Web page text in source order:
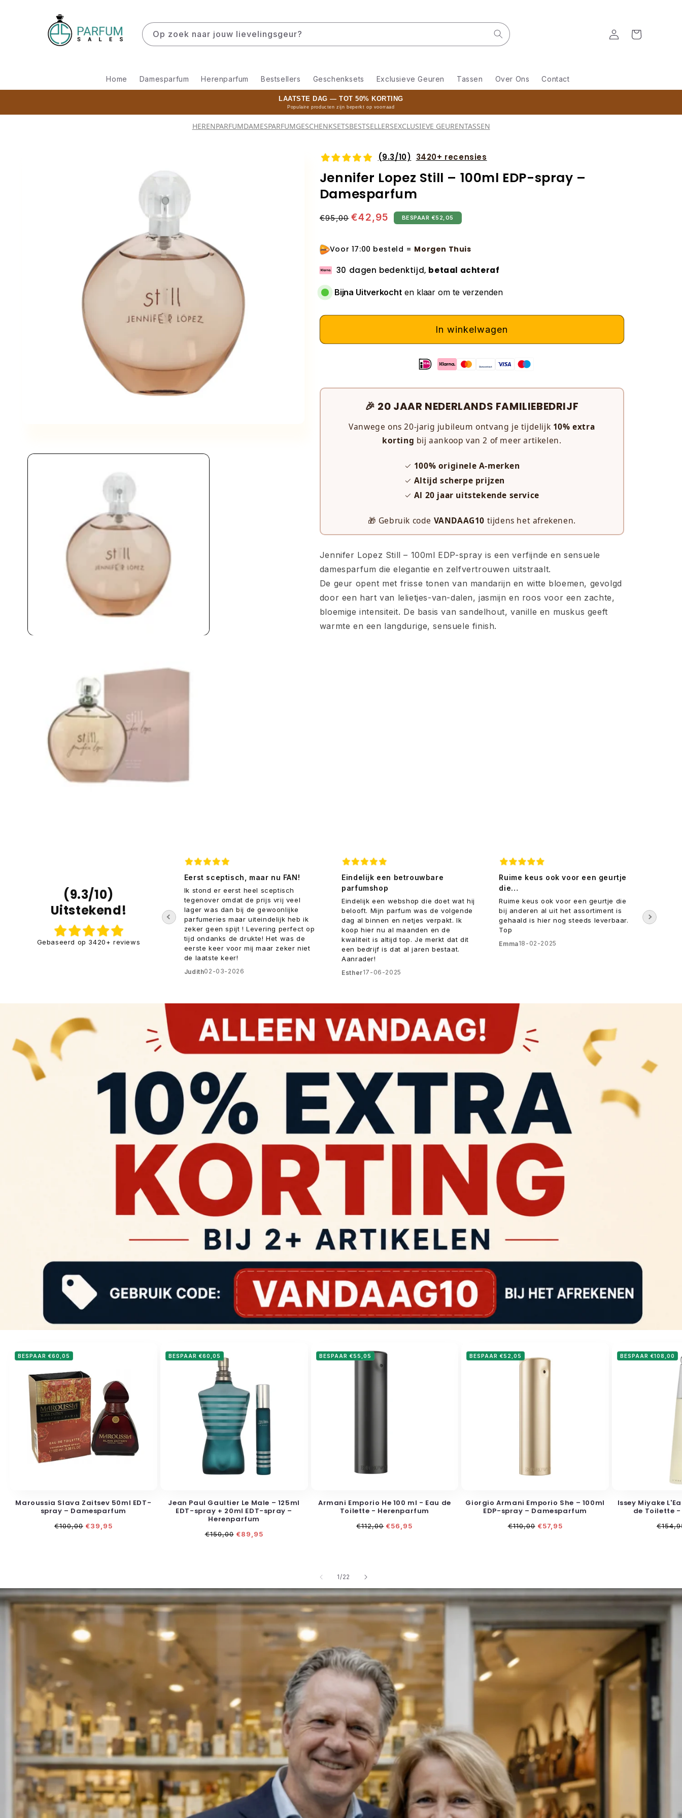
Op zoek naar jouw lievelingsgeur?
Home Damesparfum Herenparfum Bestsellers Geschenksets Exclusieve Geuren Tassen Over Ons Contact
Inloggen
Winkelwagen
LAATSTE DAG — TOT 50% KORTING
Populaire producten zijn beperkt op voorraad
HERENPARFUMDAMESPARFUMGESCHENKSETSBESTSELLERSEXCLUSIEVE GEURENTASSEN
(9.3/10) 3420+ recensies
Jennifer Lopez Still – 100ml EDP-spray –
Damesparfum
Normale
prijs
€95,00 Aanbiedingsprijs
€42,95 BESPAAR €52,05
Voor 17:00 besteld = Morgen Thuis
30 dagen bedenktijd, betaal achteraf
Bijna Uitverkocht en klaar om te verzenden
In winkelwagen
🎉 20 JAAR NEDERLANDS FAMILIEBEDRIJF
Vanwege ons 20-jarig jubileum ontvang je tijdelijk 10% extra
korting bij aankoop van 2 of meer artikelen.
✓ 100% originele A-merken
✓ Altijd scherpe prijzen
✓ Al 20 jaar uitstekende service
🎁 Gebruik code VANDAAG10 tijdens het afrekenen.
Jennifer Lopez Still – 100ml EDP-spray is een verfijnde en sensuele
damesparfum die elegantie en zelfvertrouwen uitstraalt.
De geur opent met frisse tonen van mandarijn en witte bloemen, gevolgd
door een hart van lelietjes-van-dalen, jasmijn en roos voor een zachte,
bloemige intensiteit. De basis van sandelhout, vanille en muskus geeft
warmte en een langdurige, sensuele finish.
(9.3/10)
Uitstekend!
Gebaseerd op 3420+ reviews
Wat een fantastische service! Ik had
een vraag over een geur en werd
supervriendelijk geholpen. Bestelling
precies zoals in de winkel. Je voelt
echt dat ze klanten belangrijk vinden
Eerst sceptisch, maar nu FAN!
Ik stond er eerst heel sceptisch
tegenover omdat de prijs vrij veel
lager was dan bij de gewoonlijke
parfumeries maar uiteindelijk heb ik
zeker geen spijt ! Levering perfect op
tijd ondanks de drukte! Het was de
eerste keer voor mij maar zeker niet
de laatste keer!
Judith02-03-2026
Eindelijk een betrouwbare
parfumshop
Eindelijk een webshop die doet wat hij
belooft. Mijn parfum was de volgende
dag al binnen en netjes verpakt. Ik
koop hier nu al maanden en de
kwaliteit is altijd top. Je merkt dat dit
een bedrijf is dat al jaren bestaat.
Aanrader!
Esther17-06-2025
Ruime keus ook voor een geurtje
die…
Ruime keus ook voor een geurtje die
bij anderen al uit het assortiment is
gehaald is hier nog steeds leverbaar.
Top
Emma18-02-2025
BESPAAR €60,05
Maroussia Slava Zaitsev 50ml EDT-
spray – Damesparfum
Normale
€100,00 Aanbiedingsprijs
€39,95
BESPAAR €60,05
Jean Paul Gaultier Le Male – 125ml
EDT-spray + 20ml EDT-spray –
Herenparfum
Normale
€150,00 Aanbiedingsprijs
€89,95
BESPAAR €55,05
Armani Emporio He 100 ml - Eau de
Toilette - Herenparfum
Normale
prijs
€112,00 Aanbiedingsprijs
€56,95
BESPAAR €52,05
Giorgio Armani Emporio She – 100ml
EDP-spray – Damesparfum
Normale
prijs
€110,00 Aanbiedingsprijs
€57,95
BESPAAR €108,00
Issey Miyake
de Toilette
1 /van
22